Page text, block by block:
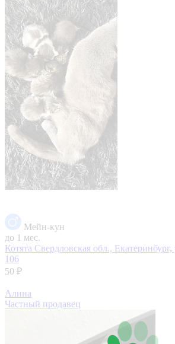
Мейн-кун
до 1 мес.
Котята Свердловская обл.,
106
50 ₽
Алина
Частный продавец